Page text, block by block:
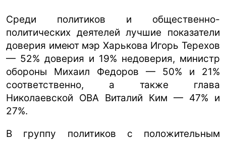
Среди политиков и общественно-
политических деятелей лучшие показатели
доверия имеют мэр Харькова Игорь Терехов
— 52% доверия и 19% недоверия, министр
обороны Михаил Федоров — 50% и 21%
соответственно, а также глава
Николаевской ОВА Виталий Ким — 47% и
27%.
В группу политиков с положительным